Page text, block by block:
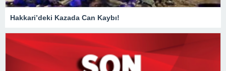
Hakkari’deki Kazada Can Kaybı!